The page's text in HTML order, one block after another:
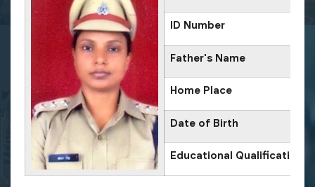
ID Number
Father's Name
Home Place
Date of Birth
Educational Qualification